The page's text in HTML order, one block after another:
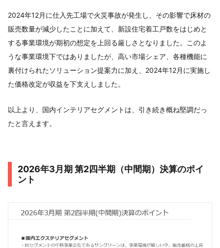
2024年12月に仕入先工場で火災事故が発生し、その影響で床材の
販売数量が減少したことに加えて、新設住宅着工戸数をはじめと
する事業環境が期初の想定を上回る厳しさとなりました。このよ
うな事業環境下ではありましたが、高い市場シェア、各種機能に
裏付けられたソリューション提案力に加え、2024年12月に実施し
た価格改定が収益を下支えしました。
以上より、国内インテリアセグメントは、引き続き概ね堅調だっ
たと言えます。
2026年3月期 第2四半期（中間期）決算のポイ
ント